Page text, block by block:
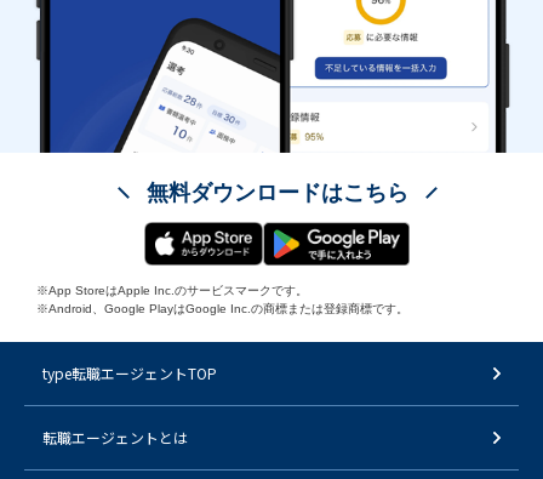
無料ダウンロードはこちら
※App StoreはApple Inc.のサービスマークです。
※Android、Google PlayはGoogle Inc.の商標または登録商標です。
type転職エージェントTOP
転職エージェントとは